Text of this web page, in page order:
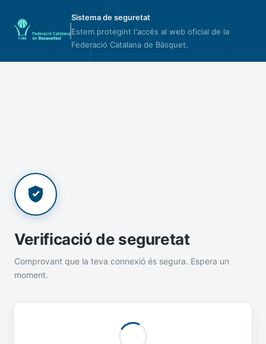
Sistema de seguretat
Estem protegint l'accés al web oficial de la
Federació Catalana de Bàsquet.
Verificació de seguretat
Comprovant que la teva connexió és segura. Espera un
moment.